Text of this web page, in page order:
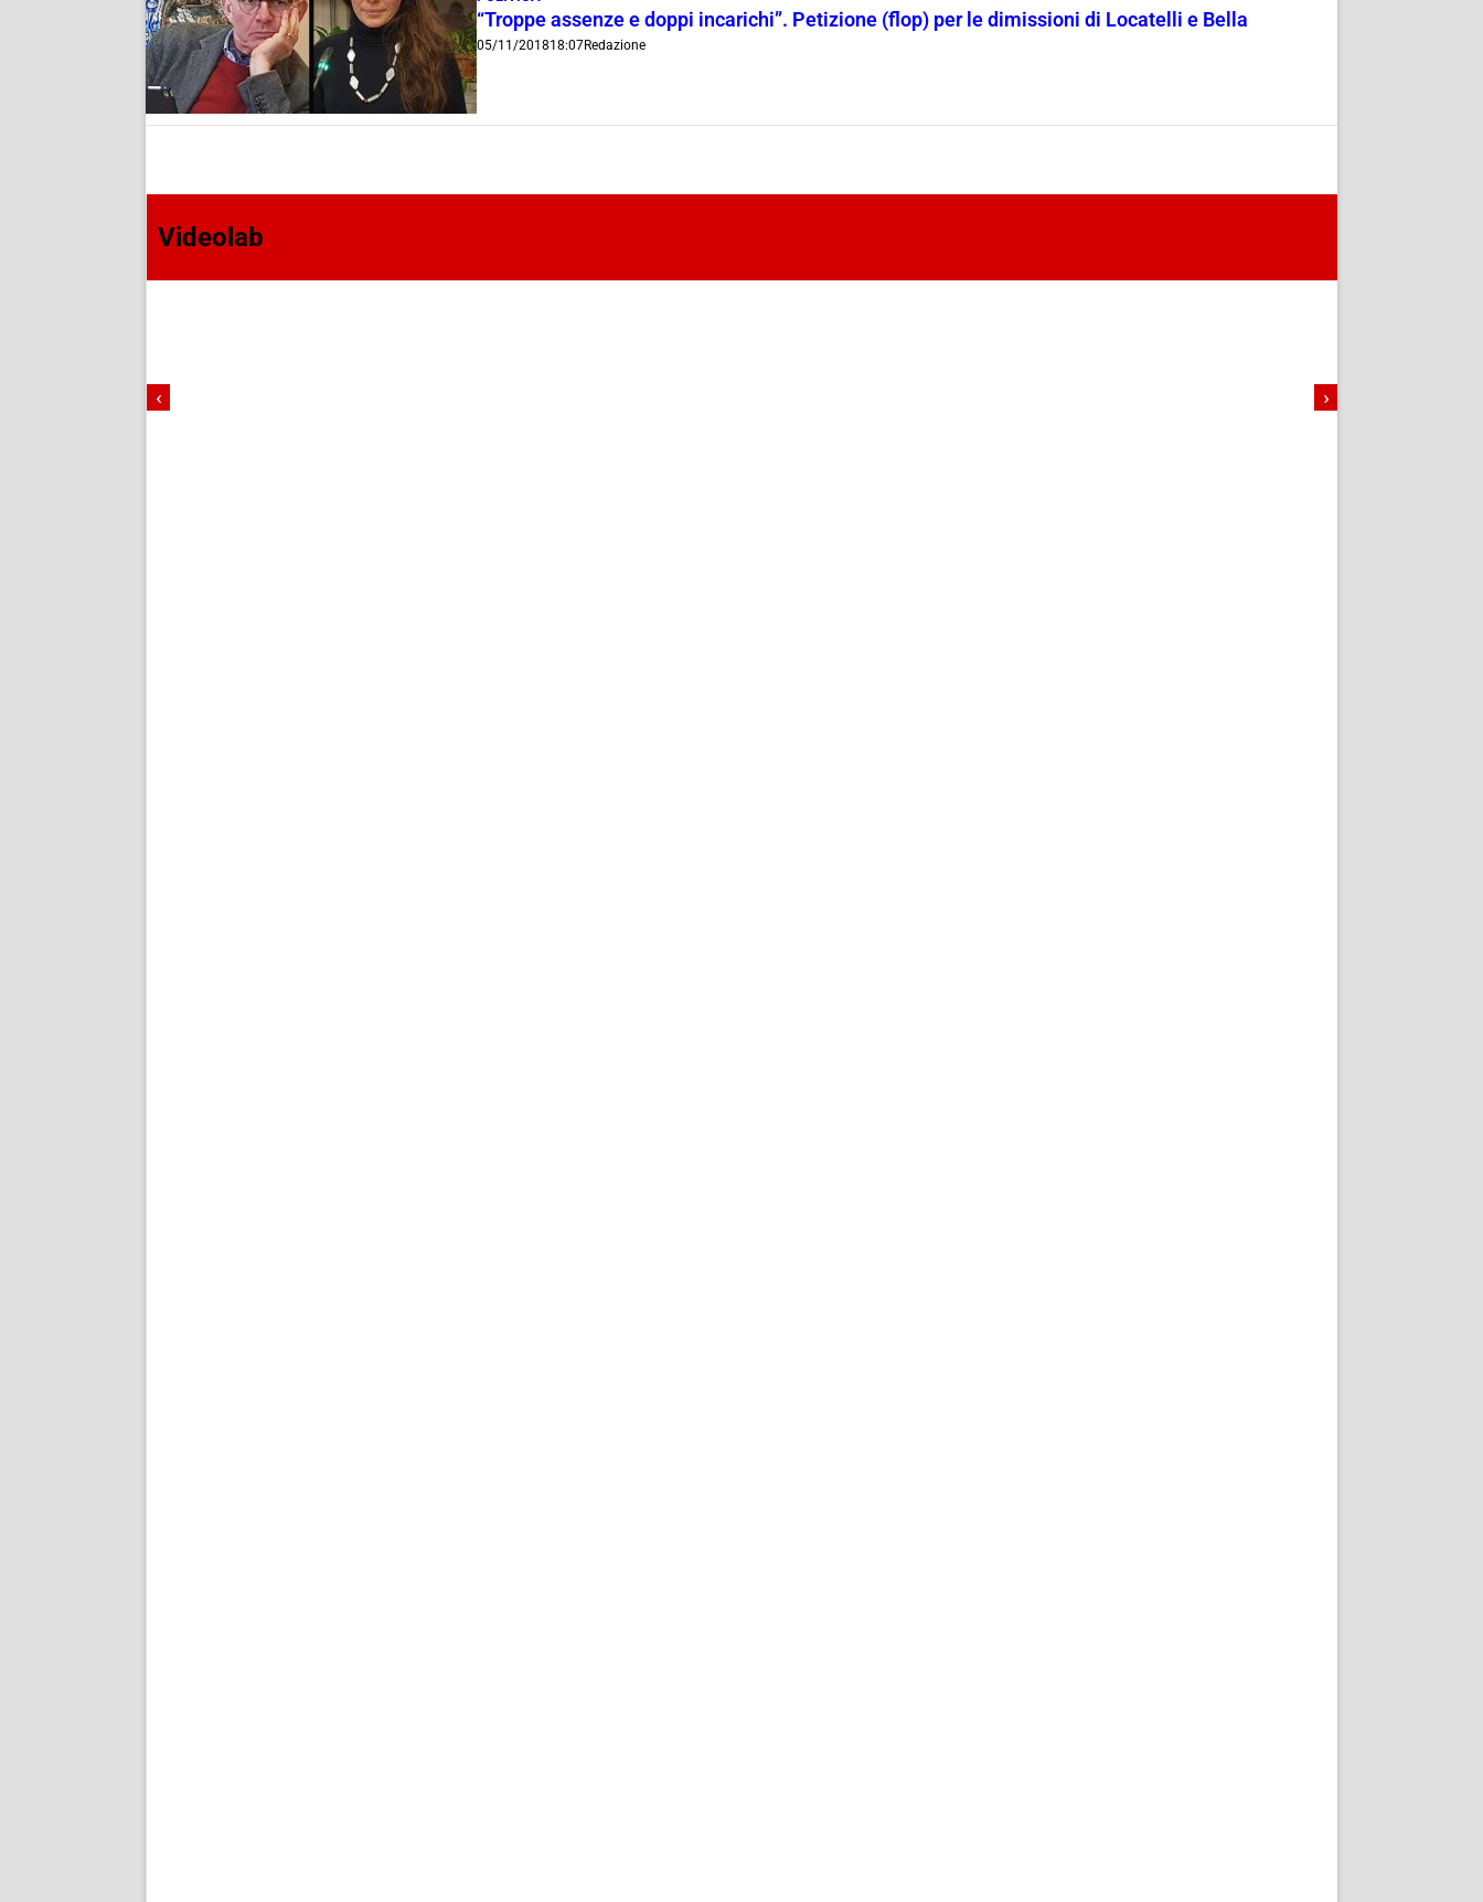
“Troppe assenze e doppi incarichi”. Petizione (flop) per le dimissioni di Locatelli e Bella
05/11/201818:07Redazione
Videolab
‹ ›